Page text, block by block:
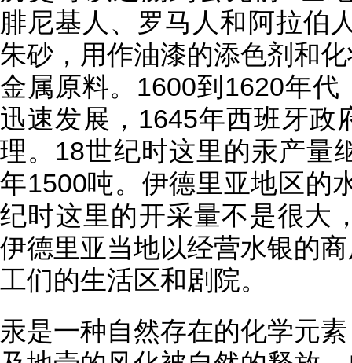
腓尼基人、罗马人和阿拉伯
朱砂，用作油漆的添色剂和
金属原料。1600到1620年
迅速发展，1645年西班牙政
理。18世纪时这里的汞产量
年1500吨。伊德里亚地区的
纪时这里的开采量不是很大
伊德里亚当地以经营水银的
工们的生活区和剧院。
汞是一种自然存在的化学元